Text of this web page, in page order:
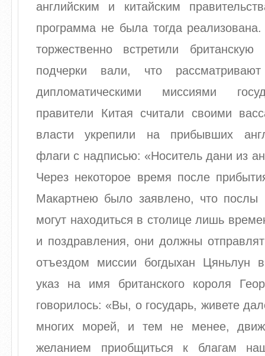
английским и китайским
программа не была тогда реализована.
торжественно встретили
подчерки вали, что
дипломатическими миссиями
правители Китая считали своими
власти укрепили на прибывших
флаги с надписью: «Носитель дани из
Через некоторое время после
Макартнею было заявлено, что послы
могут находиться в столице лишь
и поздравления, они должны
отъездом миссии богдыхан Цяньлун
указ на имя британского короля
говорилось: «Вы, о государь, живете
многих морей, и тем не менее,
желанием приобщиться к благам